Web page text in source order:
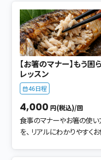
て、食事のマナーを身に付
ち方」など実践で練習しま
宿題（コミュニケーション）
る」ではなく、お子さんが「
す」 がんばらなくていい！！ もうイライラしない！！ できるよう
になる声のかけ方をお伝えします ・忙しくても時間
い、お子さんとコミュニケー
る声の掛け方で、お子さん
が大好きになります ・お箸
のお行儀がよくなります ・
んもプラスに変わります 親子で楽しく身に付きます！ お子さん
加下さい。
・お子さんの食事の仕方の
に持てて、食事中のマナー
だからこそ成果があります
習得し、食事の時間が１日
るようになる声の掛け方で、お子
と」「自分からお箸を持ち
さんも魔法がかかったよう
● 食事のマナーが身に付く環境の見直
中行儀が悪い。 10の項目
か考えてみましょう。 食事
っていませんか？ １回目で
来るようになる プラスの言葉を見つ
● 正しい鉛筆・お箸の
【お箸のマナー】もう
レッスン
46日程
4,000 円(税込)/回
食事のマナーやお箸の使
を、 リアルにわかりやすくお伝えします。